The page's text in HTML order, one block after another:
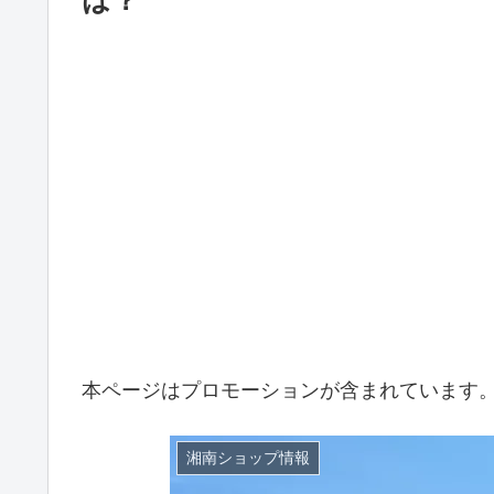
本ページはプロモーションが含まれています
湘南ショップ情報